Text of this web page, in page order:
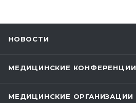
НОВОСТИ
МЕДИЦИНСКИЕ КОНФЕРЕНЦИИ
МЕДИЦИНСКИЕ ОРГАНИЗАЦИИ